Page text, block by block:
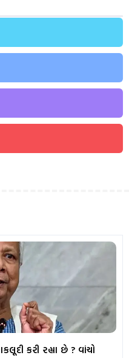
કરી રહ્યા છે ? વાંચો